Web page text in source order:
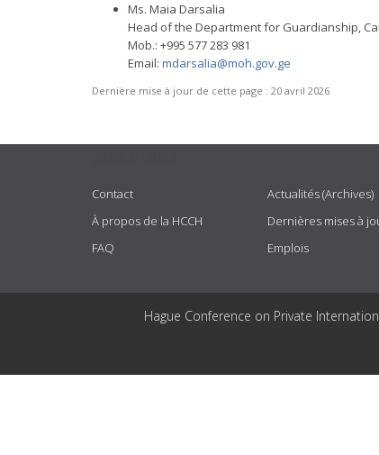
Ms. Maia Darsalia
Head of the Department for Guardianship,
Mob.: +995 577 283 981
Email: mdarsalia@moh.gov.ge
Dernière mise à jour de cette page : 20 avril 2026
Contact
À propos de la HCCH
FAQ
Actualités (Archives)
Dernières mises à
Emplois
Hague Conference on Private